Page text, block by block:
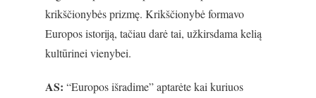
krikščionybės prizmę. Krikščionybė formavo
Europos istoriją, tačiau darė tai, užkirsdama kelią
kultūrinei vienybei.
AS: “Europos išradime” aptarėte kai kuriuos